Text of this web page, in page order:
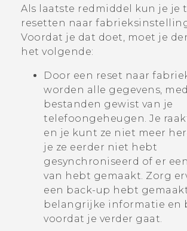
Als laatste redmiddel kun je je
resetten naar
Voordat je dat doet, moet je
het volgende:
Door een reset naar
worden alle gegevens,
bestanden gewist van je
telefoongeheugen. Je
en je kunt ze niet meer
je ze eerder niet hebt
gesynchroniseerd of er
van hebt gemaakt. Zorg
een back-up hebt
belangrijke informatie en
voordat je verder gaat.